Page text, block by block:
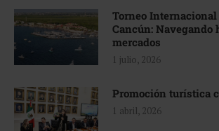
Torneo Internacional
Cancún: Navegando
mercados
1 julio, 2026
Promoción turística
1 abril, 2026